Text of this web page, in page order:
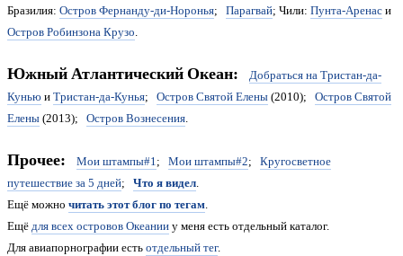
Бразилия: Остров Фернанду-ди-Норонья; Парагвай; Чили: Пунта-Аренаси
Остров Робинзона Крузо.
Южный Атлантический Океан:
Добраться на Тристан-да-
КуньюиТристан-да-Кунья; Остров Святой Елены(2010); Остров Святой
Елены(2013); Остров Вознесения.
Прочее: Мои штампы#1; Мои штампы#2; Кругосветное
путешествие за 5 дней; Что я видел.
Ещё можно читать этот блог по тегам.
Ещёдля всех островов Океанииу меня есть отдельный каталог.
Для авиапорнографии естьотдельный тег.